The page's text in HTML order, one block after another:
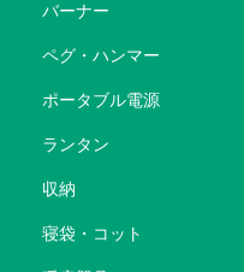
バーナー
ペグ・ハンマー
ポータブル電源
ランタン
収納
寝袋・コット